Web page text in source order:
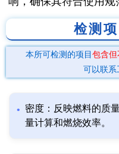
检测
本所可检测的项目 包含
可以联系
密度：反映燃料的质
量计算和燃烧效率。